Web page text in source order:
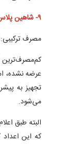
۹- شاهین پلاس
مصرف ترکیبی: ۷.۲ لیتر در هر صد کیلومتر
کم‌مصرف‌ترین
عرضه نشده،
می‌شود.